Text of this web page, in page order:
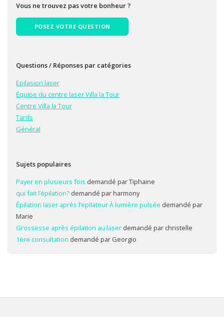
Vous ne trouvez pas votre bonheur ?
POSEZ VOTRE QUESTION
Questions / Réponses par catégories
Epilasion laser
Équipe du centre laser Villa la Tour
Centre Villa la Tour
Tarifs
Général
Sujets populaires
Payer en plusieurs fois demandé par Tiphaine
qui fait l’épilation?demandé par harmony
Épilation laser après l’epilateur À lumière pulsée demandé par
Marie
Grossesse après épilation au laserdemandé par christelle
1ère consultation demandé par Georgio